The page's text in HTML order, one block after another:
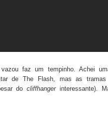
faz um tempinho. Achei
de The Flash, mas as
docliffhangerinteressante).